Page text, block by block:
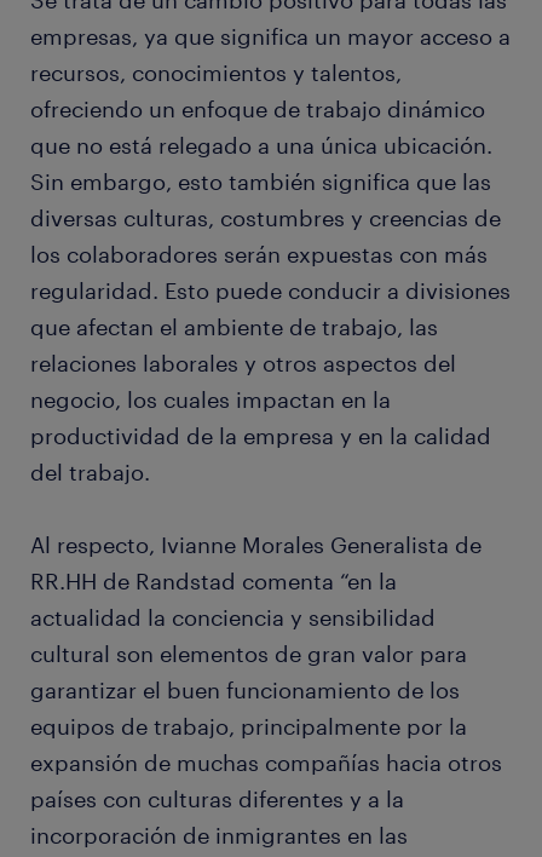
empresas, ya que significa un mayor acceso a
recursos, conocimientos y talentos,
ofreciendo un enfoque de trabajo dinámico
que no está relegado a una única ubicación.
Sin embargo, esto también significa que las
diversas culturas, costumbres y creencias de
los colaboradores serán expuestas con más
regularidad. Esto puede conducir a divisiones
que afectan el ambiente de trabajo, las
relaciones laborales y otros aspectos del
negocio, los cuales impactan en la
productividad de la empresa y en la calidad
del trabajo.
Al respecto, Ivianne Morales Generalista de
RR.HH de Randstad comenta “en la
actualidad la conciencia y sensibilidad
cultural son elementos de gran valor para
garantizar el buen funcionamiento de los
equipos de trabajo, principalmente por la
expansión de muchas compañías hacia otros
países con culturas diferentes y a la
incorporación de inmigrantes en las